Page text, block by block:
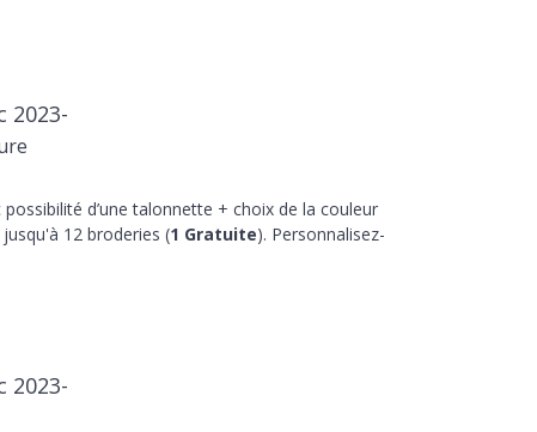
2023-
possibilité d’une talonnette + choix de la couleur
12 broderies (1 Gratuite). Personnalisez-
2023-